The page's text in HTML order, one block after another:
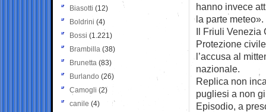
hanno invece
la parte
Il Friuli Venezia
Protezione
l’accusa al
nazionale.
Replica non
pugliesi a non
Episodio, a
Biasotti (12)
Boldrini (4)
Bossi (1.221)
Brambilla (38)
Brunetta (83)
Burlando (26)
Camogli (2)
canile (4)